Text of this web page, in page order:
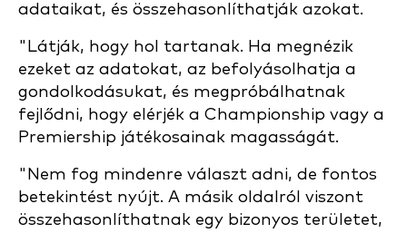
adataikat, és összehasonlíthatják azokat.
"Látják, hogy hol tartanak. Ha megnézik
ezeket az adatokat, az befolyásolhatja a
gondolkodásukat, és megpróbálhatnak
fejlődni, hogy elérjék a Championship vagy a
Premiership játékosainak magasságát.
"Nem fog mindenre választ adni, de fontos
betekintést nyújt. A másik oldalról viszont
összehasonlíthatnak egy bizonyos területet,